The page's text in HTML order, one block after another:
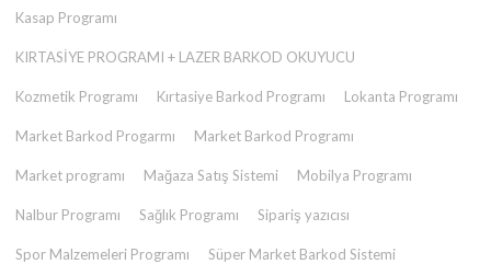
Kasap Programı
KIRTASİYE PROGRAMI + LAZER BARKOD OKUYUCU
Kozmetik Programı Kırtasiye Barkod Programı Lokanta Programı
Market Barkod Progarmı Market Barkod Programı
Market programı Mağaza Satış Sistemi Mobilya Programı
Nalbur Programı Sağlık Programı Sipariş yazıcısı
Spor Malzemeleri Programı Süper Market Barkod Sistemi